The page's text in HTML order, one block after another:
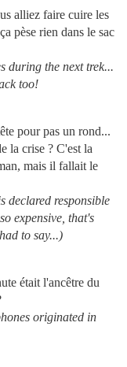
alliez faire cuire les
pèse rien dans le sac
during the next trek...
too!
pour pas un rond...
la crise ? C'est la
mais il fallait le
declared responsible
expensive, that's
to say...)
était l'ancêtre du
originated in